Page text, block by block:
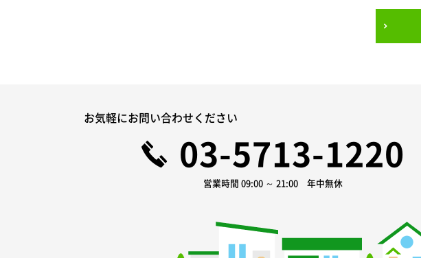
お気軽にお問い合わせください
03-5713-1220
営業時間 09:00 ～ 21:00 年中無休